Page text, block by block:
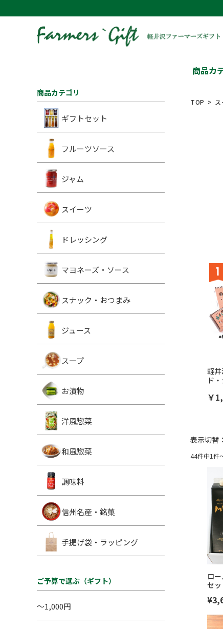
商品カ
TOP
軽井
ド
￥
表示切替：
44件中1件
ロ
セッ
商品カテゴリ
ギフトセット
フルーツソース
ジャム
スイーツ
ドレッシング
マヨネーズ・ソース
スナック・おつまみ
ジュース
スープ
お漬物
洋風惣菜
和風惣菜
調味料
信州名産・銘菓
手提げ袋・ラッピング
ご予算で選ぶ（ギフト）
～1,000円